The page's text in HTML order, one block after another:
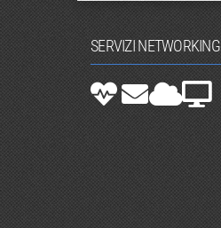
SERVIZI NETWORKING